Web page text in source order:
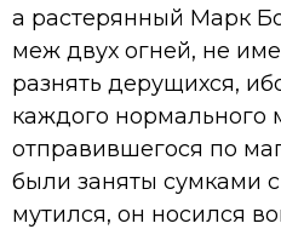
а растерянный Марк
меж двух огней, не
разнять дерущихся,
каждого нормального
отправившегося по
были заняты сумками
мутился, он носился